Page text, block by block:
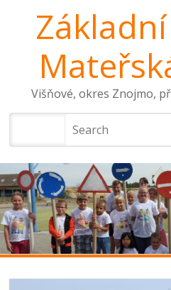
Višňové, okres Znojmo,